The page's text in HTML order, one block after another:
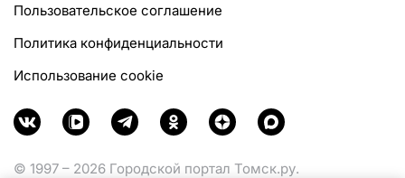
Пользовательское соглашение
Политика конфиденциальности
Использование cookie
© 1997 – 2026 Городской портал Томск.ру.